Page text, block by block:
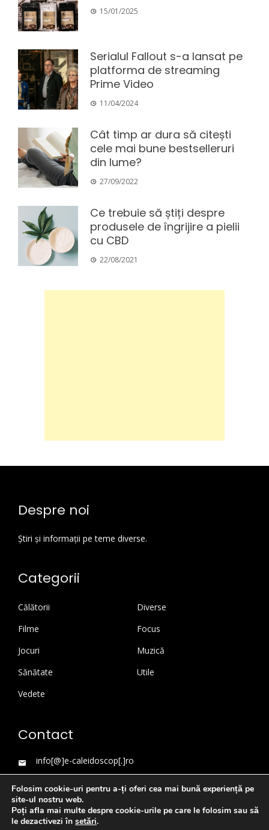
15/01/2025
Serialul Fallout s-a lansat pe
platforma de streaming
Prime Video
11/04/2024
Cât timp ar dura să citești
cele mai bune bestselleruri
din lume?
27/09/2022
Ce trebuie să știți despre
produsele de îngrijire a pielii
cu CBD
22/08/2021
Despre noi
Știri și informații pe teme diverse.
Categorii
Călătorii
Diverse
Filme
Focus
Jocuri
Muzică
Sănătate
Utile
Vedete
Contact
info[@]e-caleidoscop[.]ro
Folosim cookie-uri pentru a-ți oferi cea mai bună experiență pe
site-ul nostru web.
Poți afla mai multe despre cookie-urile pe care le folosim sau să
le dezactivezi în setări.